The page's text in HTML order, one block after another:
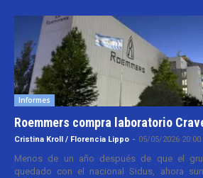
Informes
Roemmers compra laboratorio
Cristina Kroll / Florencia Lippo - 05/05/2026 20:00
Menos de un año después de que el
quedado con el nacional Sidus, ahora